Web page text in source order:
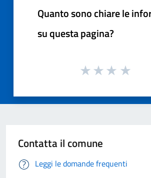
Quanto sono chiare le
su questa pagina?
Contatta il comune
Leggi le domande frequenti